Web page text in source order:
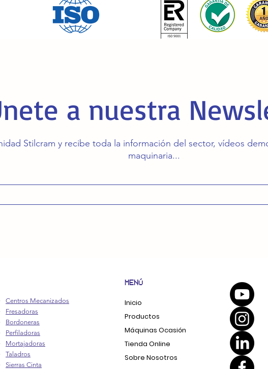
a nuestra
Stilcram y recibe toda la información del sector, vídeos
maquinaria...
Centros Mecanizados
Fresadoras
Bordoneras
Perfiladoras
Mortajadoras
Taladros
Sierras Cinta
MENÚ
Inicio
Productos
Máquinas Ocasión
Tienda Online
Sobre Nosotros